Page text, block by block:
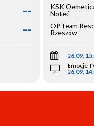
--
--
KSK
Noteć
Inowrocław
OPTeam
Rzeszów
26.09,
Emocje
26.09,